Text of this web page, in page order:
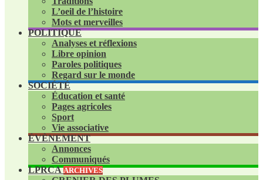
L’oeil de l’histoire
Mots et merveilles
POLITIQUE
Analyses et réflexions
Libre opinion
Paroles politiques
Regard sur le monde
SOCIÉTÉ
Éducation et santé
Pages agricoles
Sport
Vie associative
ÉVÈNEMENT
Annonces
Communiqués
LPRCAARCHIVES